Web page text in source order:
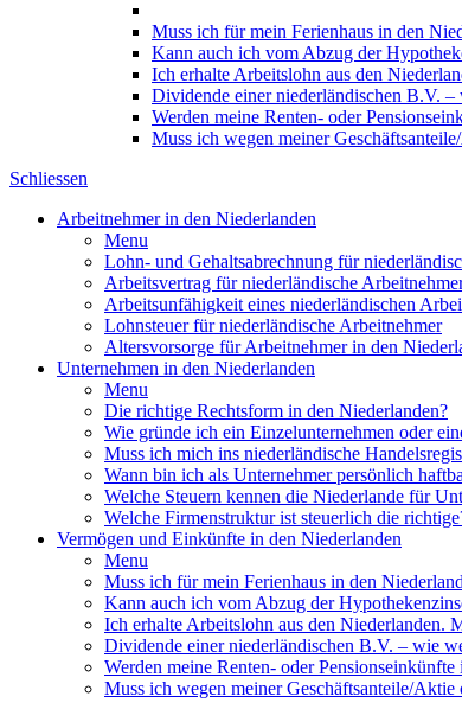
Muss ich für mein Ferienhaus in den
Kann auch ich vom Abzug der
Ich erhalte Arbeitslohn aus den
Dividende einer niederländischen B.V. –
Werden meine Renten- oder
Muss ich wegen meiner
Schliessen
Arbeitnehmer in den Niederlanden
Menu
Lohn- und Gehaltsabrechnung für
Arbeitsvertrag für niederländische
Arbeitsunfähigkeit eines niederländischen
Lohnsteuer für niederländische Arbeitnehmer
Altersvorsorge für Arbeitnehmer in den
Unternehmen in den Niederlanden
Menu
Die richtige Rechtsform in den Niederlanden?
Wie gründe ich ein Einzelunternehmen oder
Muss ich mich ins niederländische
Wann bin ich als Unternehmer persönlich
Welche Steuern kennen die Niederlande für
Welche Firmenstruktur ist steuerlich die
Vermögen und Einkünfte in den Niederlanden
Menu
Muss ich für mein Ferienhaus in den
Kann auch ich vom Abzug der
Ich erhalte Arbeitslohn aus den Niederlanden.
Dividende einer niederländischen B.V. – wie
Werden meine Renten- oder
Muss ich wegen meiner Geschäftsanteile/